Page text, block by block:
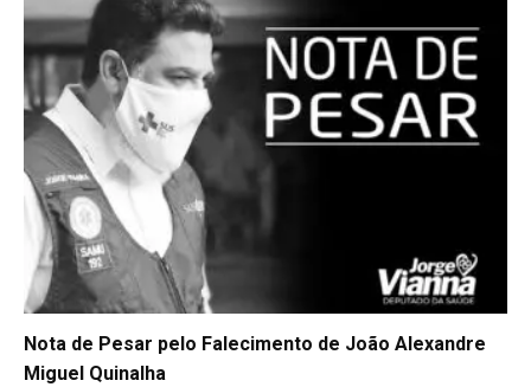
Nota de Pesar pelo Falecimento de João Alexandre
Miguel Quinalha